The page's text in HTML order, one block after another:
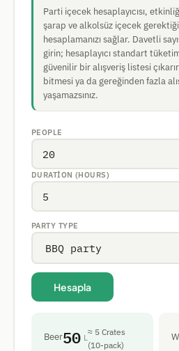
Parti içecek hesaplayıcısı,
şarap ve alkolsüz içecek
hesaplamanızı sağlar. Davetli
girin; hesaplayıcı standart
güvenilir bir alışveriş listesi
bitmesi ya da gereğinden fazla
yaşamazsınız.
PEOPLE
DURATION (HOURS)
PARTY TYPE
Hesapla
Beer50 L ≈ 5 Crates
(10-pack)